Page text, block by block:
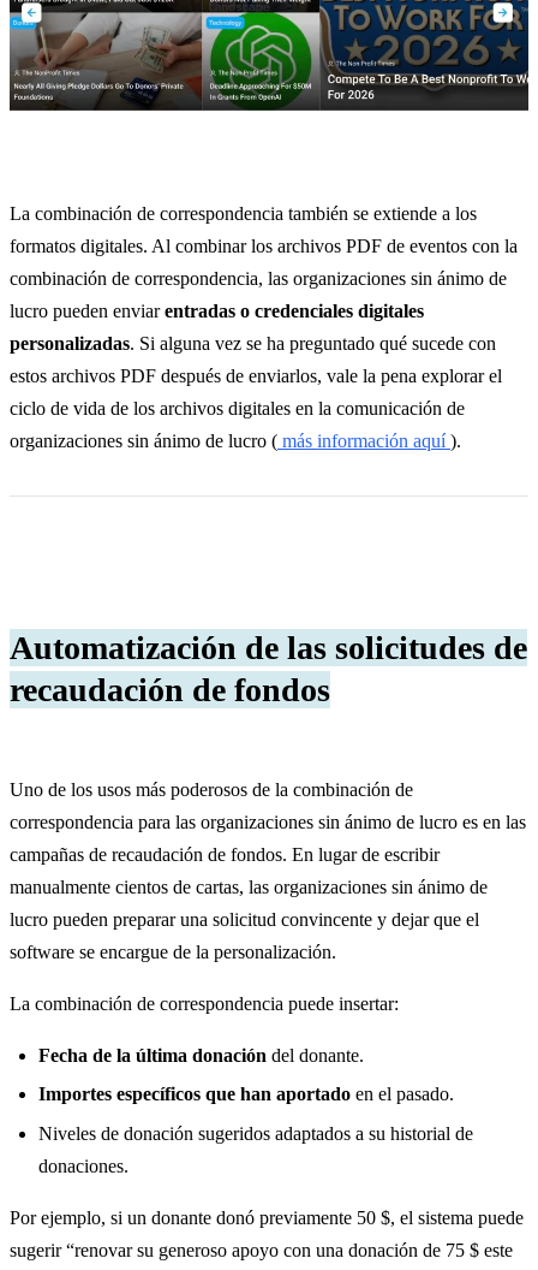
La combinación de correspondencia también se extiende a los
formatos digitales. Al combinar los archivos PDF de eventos con la
combinación de correspondencia, las organizaciones sin ánimo de
lucro pueden enviarentradas o credenciales digitales
personalizadas. Si alguna vez se ha preguntado qué sucede con
estos archivos PDF después de enviarlos, vale la pena explorar el
ciclo de vida de los archivos digitales en la comunicación de
organizaciones sin ánimo de lucro ( más información aquí ).
Automatización de las solicitudes de
recaudación de fondos
Uno de los usos más poderosos de la combinación de
correspondencia para las organizaciones sin ánimo de lucro es en las
campañas de recaudación de fondos. En lugar de escribir
manualmente cientos de cartas, las organizaciones sin ánimo de
lucro pueden preparar una solicitud convincente y dejar que el
software se encargue de la personalización.
La combinación de correspondencia puede insertar:
Fecha de la última donación del donante.
Importes específicos que han aportado en el pasado.
Niveles de donación sugeridos adaptados a su historial de
donaciones.
Por ejemplo, si un donante donó previamente 50 $, el sistema puede
sugerir “renovar su generoso apoyo con una donación de 75 $ este